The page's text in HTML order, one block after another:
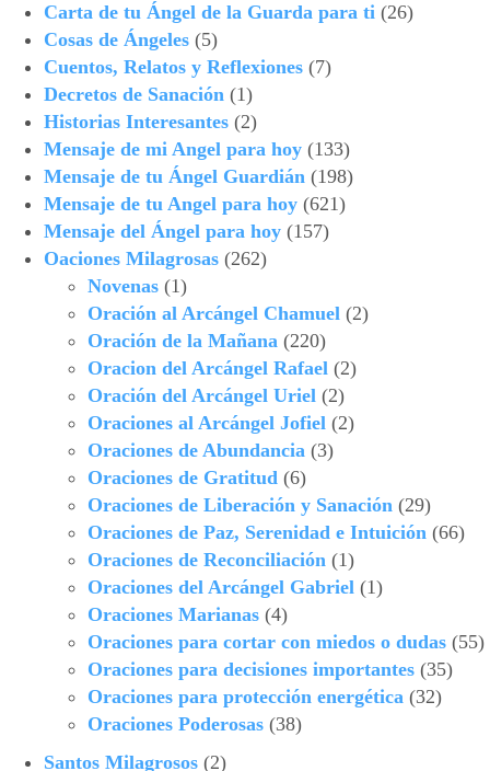
Carta de tu Ángel de la Guarda para ti (26)
Cosas de Ángeles (5)
Cuentos, Relatos y Reflexiones (7)
Decretos de Sanación (1)
Historias Interesantes (2)
Mensaje de mi Angel para hoy (133)
Mensaje de tu Ángel Guardián (198)
Mensaje de tu Angel para hoy (621)
Mensaje del Ángel para hoy (157)
Oaciones Milagrosas (262)
Novenas (1)
Oración al Arcángel Chamuel (2)
Oración de la Mañana (220)
Oracion del Arcángel Rafael (2)
Oración del Arcángel Uriel (2)
Oraciones al Arcángel Jofiel (2)
Oraciones de Abundancia (3)
Oraciones de Gratitud (6)
Oraciones de Liberación y Sanación (29)
Oraciones de Paz, Serenidad e Intuición (66)
Oraciones de Reconciliación (1)
Oraciones del Arcángel Gabriel (1)
Oraciones Marianas (4)
Oraciones para cortar con miedos o dudas (55)
Oraciones para decisiones importantes (35)
Oraciones para protección energética (32)
Oraciones Poderosas (38)
Santos Milagrosos (2)